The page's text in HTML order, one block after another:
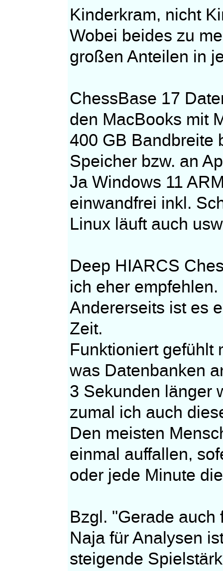
Kinderkram, nicht
Wobei beides zu
großen Anteilen in
ChessBase 17
den MacBooks mit
400 GB Bandbreite
Speicher bzw. an
Ja Windows 11
einwandfrei inkl.
Linux läuft auch
Deep HIARCS
ich eher
Andererseits ist es
Zeit.
Funktioniert gefühlt
was Datenbanken
3 Sekunden länger
zumal ich auch
Den meisten
einmal auffallen,
oder jede Minute
Bzgl. "Gerade
Naja für Analysen
steigende